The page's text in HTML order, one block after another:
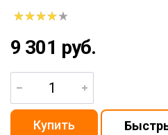
9 301 руб.